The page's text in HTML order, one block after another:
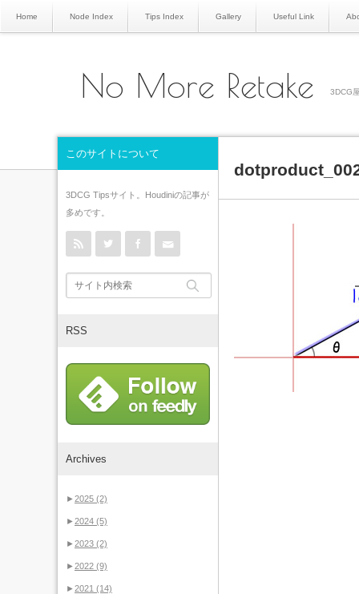
Home Node Index Tips Index Gallery Useful Link
No More Retake 3DCG
このサイトについて
3DCG Tipsサイト。Houdiniの記事が
多めです。
rss Twitter Facebook
RSS
Archives
►2025 (2)
►2024 (5)
►2023 (2)
►2022 (9)
►2021 (14)